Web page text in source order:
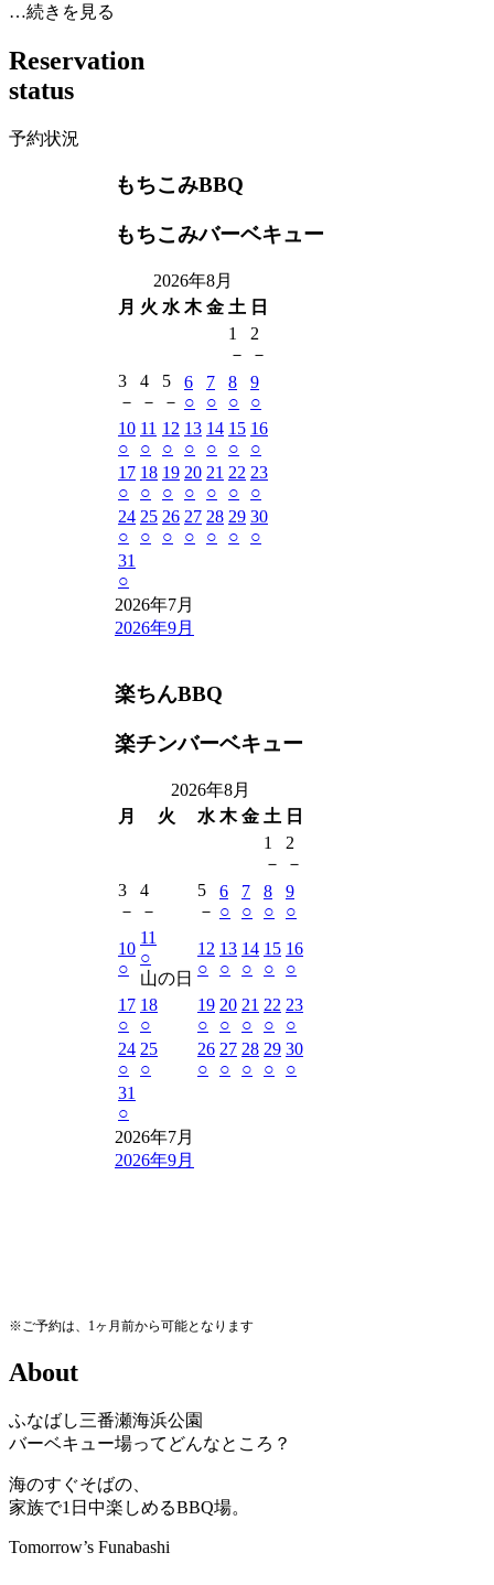
…続きを見る
Reservation
status
予約状況
もちこみBBQ
もちこみバーベキュー
2026年8月
月 火 水 木 金 土 日
1
－
2
－
3
－
4
－
5
－
6
○
7
○
8
○
9
○
10
○
11
○
12
○
13
○
14
○
15
○
16
○
17
○
18
○
19
○
20
○
21
○
22
○
23
○
24
○
25
○
26
○
27
○
28
○
29
○
30
○
31
○
2026年7月
2026年9月
楽ちんBBQ
楽チンバーベキュー
2026年8月
月
火 水 木 金 土 日
1
－
2
－
3
－
4
－
5
－
6
○
7
○
8
○
9
○
10
○
11
○
山の日
12
○
13
○
14
○
15
○
16
○
17
○
18
○
19
○
20
○
21
○
22
○
23
○
24
○
25
○
26
○
27
○
28
○
29
○
30
○
31
○
2026年7月
2026年9月
※ご予約は、1ヶ月前から可能となります
About
ふなばし三番瀬海浜公園
バーベキュー場ってどんなところ？
海のすぐそばの、
家族で1日中楽しめるBBQ場。
Tomorrow’s Funabashi